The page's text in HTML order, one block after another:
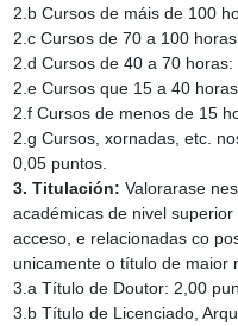
2.b Cursos de máis de 100
2.c Cursos de 70 a 100
2.d Cursos de 40 a 70 horas:
2.e Cursos que 15 a 40
2.f Cursos de menos de 15
2.g Cursos, xornadas, etc.
0,05 puntos.
3. Titulación: Valorarase
académicas de nivel
acceso, e relacionadas co
unicamente o título de maior
3.a Título de Doutor: 2,00
3.b Título de Licenciado,